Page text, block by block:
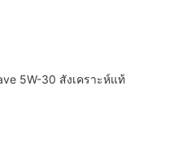
5W-30 สังเคราะห์แท้​